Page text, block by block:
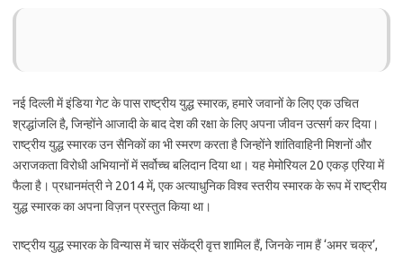
नई दिल्ली में इंडिया गेट के पास राष्ट्रीय युद्ध स्मारक, हमारे जवानों के लिए एक उचित
श्रद्धांजलि है, जिन्होंने आजादी के बाद देश की रक्षा के लिए अपना जीवन उत्सर्ग कर दिया।
राष्ट्रीय युद्ध स्मारक उन सैनिकों का भी स्मरण करता है जिन्होंने शांतिवाहिनी मिशनों और
अराजकता विरोधी अभियानों में सर्वोच्च बलिदान दिया था। यह मेमोरियल 20 एकड़ एरिया में
फैला है। प्रधानमंत्री ने 2014 में, एक अत्याधुनिक विश्व स्तरीय स्मारक के रूप में राष्ट्रीय
युद्ध स्मारक का अपना विज़न प्रस्तुत किया था।
राष्ट्रीय युद्ध स्मारक के विन्यास में चार संकेंद्री वृत्त शामिल हैं, जिनके नाम हैं ‘अमर चक्र’,